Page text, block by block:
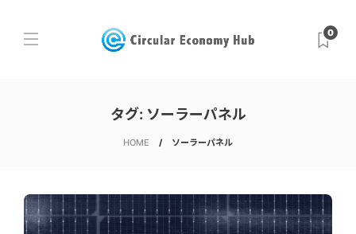
0
タグ: ソーラーパネル
HOME ソーラーパネル